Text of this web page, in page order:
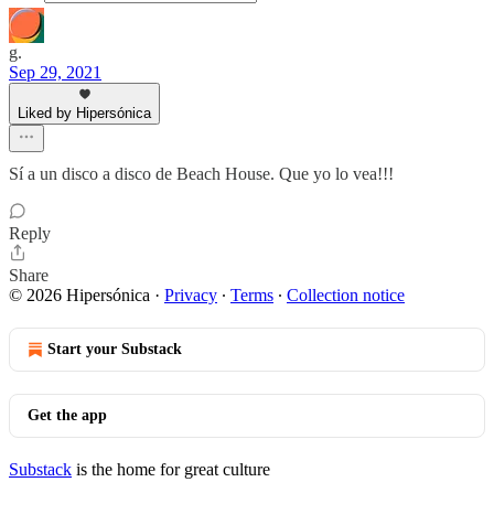
g.
Sep 29, 2021
Liked by Hipersónica
Sí a un disco a disco de Beach House. Que yo lo vea!!!
Reply
Share
© 2026 Hipersónica · Privacy ∙ Terms ∙ Collection notice
Start your Substack
Get the app
Substack is the home for great culture